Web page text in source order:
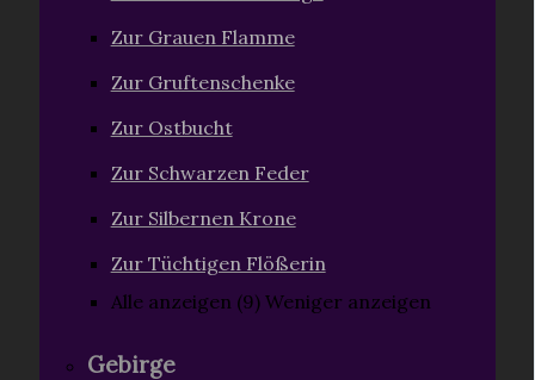
Zur Grauen Flamme
Zur Gruftenschenke
Zur Ostbucht
Zur Schwarzen Feder
Zur Silbernen Krone
Zur Tüchtigen Flößerin
Alle anzeigen (9) Weniger anzeigen
Gebirge